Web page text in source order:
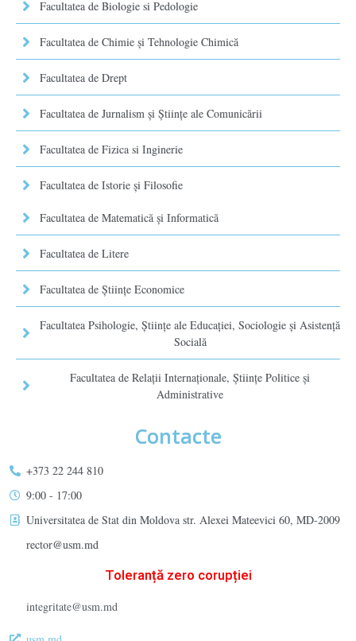
Facultatea de Biologie si Pedologie
Facultatea de Chimie şi Tehnologie Chimică
Facultatea de Drept
Facultatea de Jurnalism şi Ştiinţe ale Comunicării
Facultatea de Fizica si Inginerie
Facultatea de Istorie şi Filosofie
Facultatea de Matematică şi Informatică
Facultatea de Litere
Facultatea de Științe Economice
Facultatea Psihologie, Ştiinţe ale Educaţiei, Sociologie și Asistență
Socială
Facultatea de Relaţii Internaţionale, Ştiinţe Politice şi
Administrative
Contacte
+373 22 244 810
9:00 - 17:00
Universitatea de Stat din Moldova str. Alexei Mateevici 60, MD-2009
rector@usm.md
Toleranță zero corupției
integritate@usm.md